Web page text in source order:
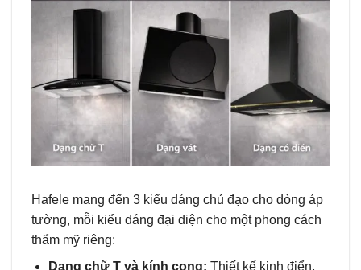
Hafele mang đến 3 kiểu dáng chủ đạo cho dòng áp
tường, mỗi kiểu dáng đại diện cho một phong cách
thẩm mỹ riêng:
Dạng chữ T và kính cong: Thiết kế kinh điển,